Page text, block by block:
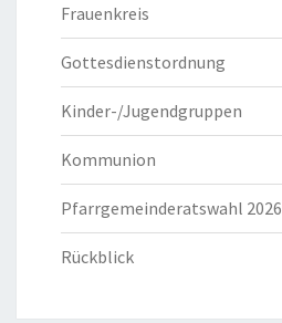
Frauenkreis
Gottesdienstordnung
Kinder-/Jugendgruppen
Kommunion
Pfarrgemeinderatswahl 2026
Rückblick